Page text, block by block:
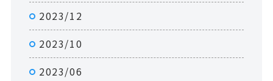
2023/12
2023/10
2023/06